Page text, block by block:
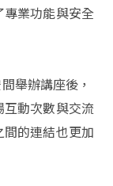
業功能與安全
舉辦講座後，
動次數與交流
的連結也更加